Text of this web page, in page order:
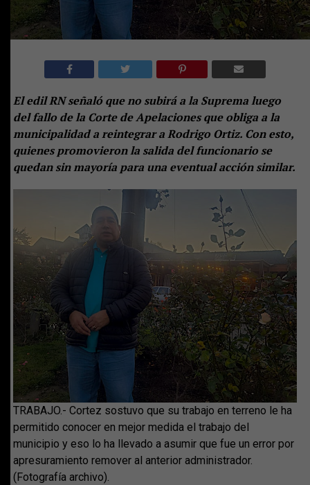
El edil RN señaló que no subirá a la Suprema luego
del fallo de la Corte deApelaciones que obliga a la
municipalidad a reintegrar a Rodrigo Ortiz. Con esto,
quienes promovieron la salida del funcionario se
quedan sin mayoría para una eventual acción similar.
TRABAJO.- Cortez sostuvo que su trabajo en terreno le ha
permitido conocer en mejor medida el trabajo del
municipio y eso lo ha llevado a asumir que fue un error por
apresuramiento remover al anterior administrador.
(Fotografía archivo).